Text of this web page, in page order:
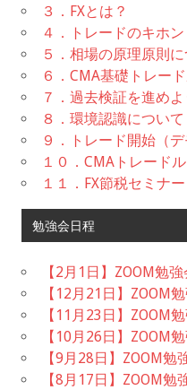
３．FXとは？
４．トレードのキホン
５．相場の原理原則
６．CMA基礎トレー
７．過去検証を進めよ
８．環境認識について
９．トレード開始（デ
１０．CMAトレード
１１．FX節税セミナ
勉強会日程
【2月1日】ZOOM勉
【12月21日】ZOOM
【11月23日】ZOOM
【10月26日】ZOOM
【9月28日】ZOOM勉
【8月17日】ZOOM勉